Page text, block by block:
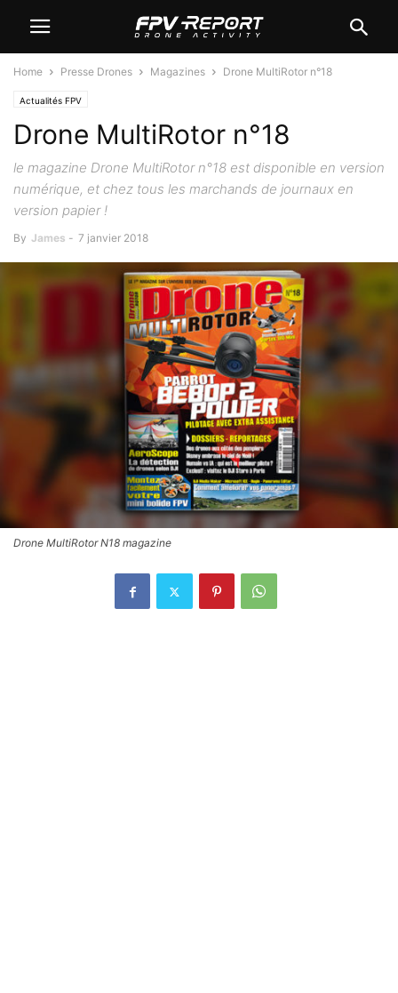
Home Presse Drones Magazines Drone MultiRotor n°18
Actualités FPV
Drone MultiRotor n°18
le magazine Drone MultiRotor n°18 est disponible en version
numérique, et chez tous les marchands de journaux en
version papier !
By James - 7 janvier 2018
Drone MultiRotor N18 magazine